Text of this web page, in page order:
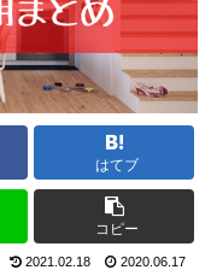
はてブ
コピー
2021.02.18 2020.06.17